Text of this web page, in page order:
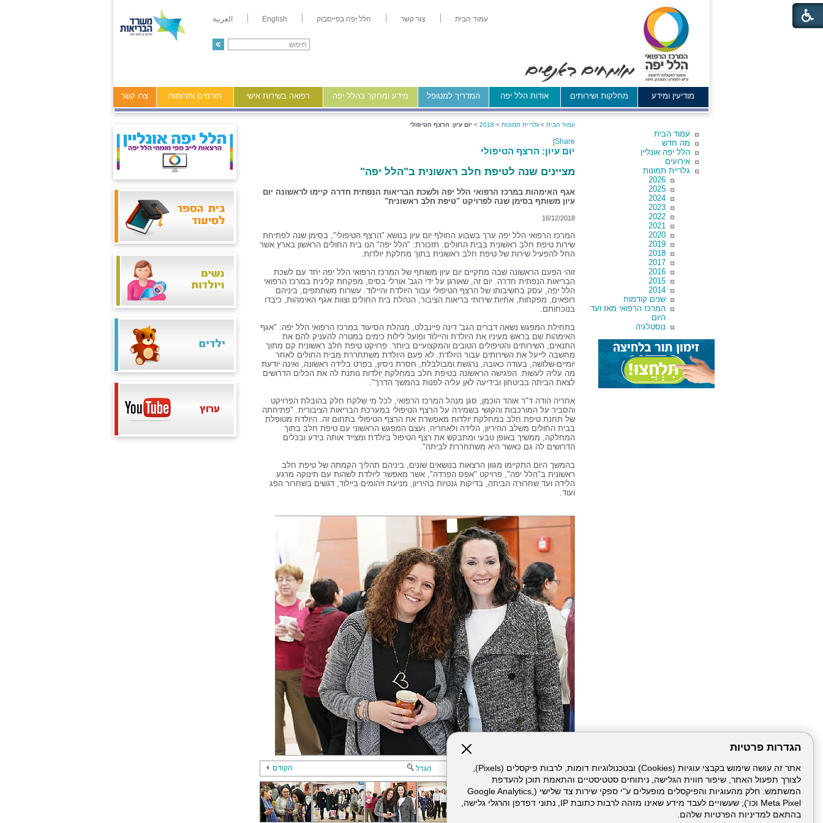
הגדרות פרטיות
אתר זה עושה שימוש בקבצי עוגיות (Cookies) ובטכנולוגיות דומות, לרבות פיקסלים (Pixels),
לצורך תפעול האתר, שיפור חווית הגלישה, ניתוחים סטטיסטיים והתאמת תוכן להעדפת
המשתמש. חלק מהעוגיות והפיקסלים מופעלים ע"י ספקי שירות צד שלישי (Google Analytics,
Meta Pixel וכו'), שעשויים לעבד מידע שאינו מזהה לרבות כתובת IP, נתוני דפדפן והרגלי גלישה,
בהתאם למדיניות הפרטיות שלהם.
עמוד הבית צור קשר הלל יפה בפייסבוק English العربية
מודיעין ומידע מחלקות ושירותים אודות הלל יפה המדריך למטופל מידע ומחקר בהלל יפה רפואה בשירות אישי תורמים ותרומות צרו קשר
עמוד הבית
מה חדש
הלל יפה אונליין
אירועים
גלריית תמונות
2026
2025
2024
2023
2022
2021
2020
2019
2018
2017
2016
2015
2014
שנים קודמות
המרכז הרפואי מאז ועד
היום
נוסטלגיה
עמוד הבית > גלריית תמונות >
2018
> יום עיון: הרצף הטיפולי
Share
יום עיון: הרצף הטיפולי
מציינים שנה לטיפת חלב ראשונית ב"הלל יפה"
אגף האימהות במרכז הרפואי הלל יפה ולשכת הבריאות הנפתית חדרה קיימו לראשונה יום
עיון משותף בסימן שנה לפרויקט "טיפת חלב ראשונית"
16/12/2018
המרכז הרפואי הלל יפה ערך בשבוע החולף יום עיון בנושא "הרצף הטיפולי", בסימן שנה לפתיחת
שירות טיפת חלב ראשונית בבית החולים. תזכורת: "הלל יפה" הנו בית החולים הראשון בארץ אשר
החל להפעיל שירות של טיפת חלב ראשונית בתוך מחלקת יולדות.
זוהי הפעם הראשונה שבה מתקיים יום עיון משותף של המרכז הרפואי הלל יפה יחד עם לשכת
הבריאות הנפתית חדרה. יום זה, שאורגן על ידי הגב' אורלי בסיס, מפקחת קלינית במרכז הרפואי
הלל יפה, עסק בחשיבותו של הרצף הטיפולי עבור היולדת והיילוד. עשרות משתתפים, ביניהם
רופאים, מפקחות, אחיות שירותי בריאות הציבור, הנהלת בית החולים וצוות אגף האימהות, כיבדו
בנוכחותם.
בתחילת המפגש נשאה דברים הגב' דינה פיינבלט, מנהלת הסיעוד במרכז הרפואי הלל יפה: "אגף
האימהות שם בראש מעיניו את היולדת והיילוד ופועל לילות כימים במטרה להעניק להם את
התנאים, השירותים והטיפולים הטובים והמקצועיים ביותר. פרויקט טיפת חלב ראשונית קם מתוך
מחשבה לייעל את השירותים עבור היולדת. לא פעם היולדת משתחררת מבית החולים לאחר
יומיים-שלושה, בעודה כאובה, נרגשת ומבולבלת, חסרת ניסיון, בפרט בלידה ראשונה, ואינה יודעת
מה עליה לעשות. הפגישה הראשונה בטיפת חלב במחלקת יולדות נותנת לה את הכלים הדרושים
לצאת הביתה בביטחון ובידיעה לאן עליה לפנות בהמשך הדרך".
אחריה הודה ד"ר אוהד הוכמן, סגן מנהל המרכז הרפואי, לכל מי שלקח חלק בהובלת הפרויקט
והסביר על המורכבות והקושי בשמירה על הרצף הטיפולי במערכת הבריאות הציבורית. "פתיחתה
של תחנת טיפת חלב במחלקת יולדות מאפשרת את הרצף הטיפולי בתחום זה. היולדת מטופלת
בבית החולים משלב ההיריון, הלידה ולאחריה, ועצם המפגש הראשוני עם טיפת חלב בתוך
המחלקה, ממשיך באופן טבעי ומתבקש את רצף הטיפול ביולדת ומצייד אותה בידע ובכלים
הדרושים לה גם כאשר היא משתחררת לביתה".
בהמשך היום התקיימו מגוון הרצאות בנושאים שונים, ביניהם תהליך הקמתה של טיפת חלב
ראשונית ב"הלל יפה", פרויקט "אפס הפרדה", אשר מאפשר ליולדת לשהות עם תינוקה מרגע
הלידה ועד שחרורה הביתה, בדיקות גנטיות בהיריון, מניעת זיהומים ביילוד, דגשים בשחרור הפג
ועוד.
הקודם הגדל הבא